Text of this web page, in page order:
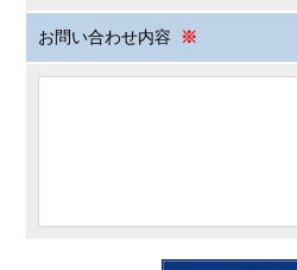
お問い合わせ内容 ※